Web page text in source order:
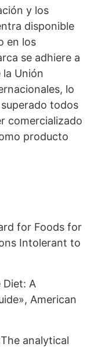
y los
disponible
en los
se adhiere a
Unión
lo
todos
comercializado
producto
for Foods for
Intolerant to
Diet: A
American
analytical